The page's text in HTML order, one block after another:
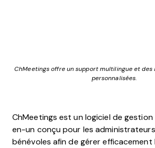
ChMeetings offre un support multilingue et des
personnalisées.
ChMeetings est un logiciel de
en-un conçu pour les
bénévoles afin de gérer